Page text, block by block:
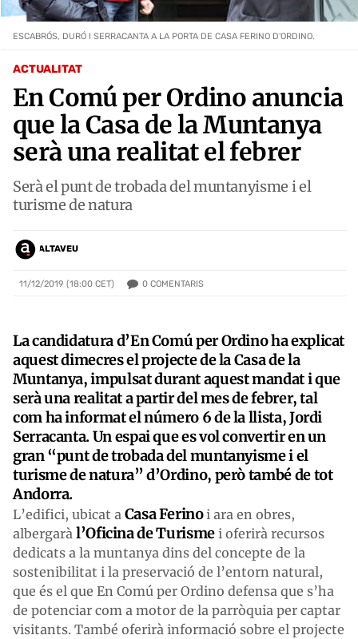
ACTUALITAT
En Comú per Ordino anuncia
que la Casa de la Muntanya
serà una realitat el febrer
Serà el punt de trobada del muntanyisme i el
turisme de natura
ALTAVEU
11/12/2019 (18:00 CET) 0 COMENTARIS
ESCABRÓS, DURÓ I SERRACANTA A LA PORTA DE CASA FERINO D'ORDINO.
La candidatura d’En Comú per Ordino ha explicat
aquest dimecres el projecte de la Casa de la
Muntanya, impulsat durant aquest mandat i que
serà una realitat a partir del mes de febrer, tal
com ha informat el número 6 de la llista, Jordi
Serracanta. Un espai que es vol convertir en un
gran “punt de trobada del muntanyisme i el
turisme de natura” d’Ordino, però també de tot
Andorra.
L’edifici, ubicat a Casa Ferinoi ara en obres,
albergarà l’Oficina de Turismei oferirà recursos
dedicats a la muntanya dins del concepte de la
sostenibilitat i la preservació de l’entorn natural,
que és el que En Comú per Ordino defensa que s’ha
de potenciar com a motor de la parròquia per captar
visitants. També oferirà informació sobre el projecte